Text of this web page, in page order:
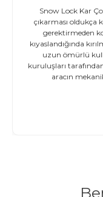
Snow Lock Kar
çıkarması
gerektirmeden
kıyaslandığında
uzun ömürlü
kuruluşları
aracın